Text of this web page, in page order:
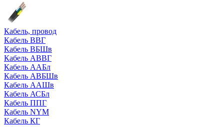
Кабель, провод
Кабель ВВГ
Кабель ВБШв
Кабель АВВГ
Кабель ААБл
Кабель АВБШв
Кабель ААШв
Кабель АСБл
Кабель ППГ
Кабель NYM
Кабель КГ